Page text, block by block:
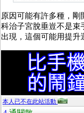
原因可能有許多種，
科治子宮脫垂豈不是束
出現，這個可能用提升
本人已不在此站活動